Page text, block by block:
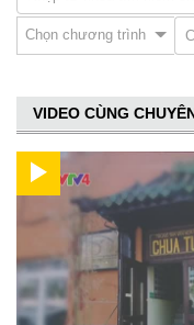
Chọn chương trình
VIDEO CÙNG